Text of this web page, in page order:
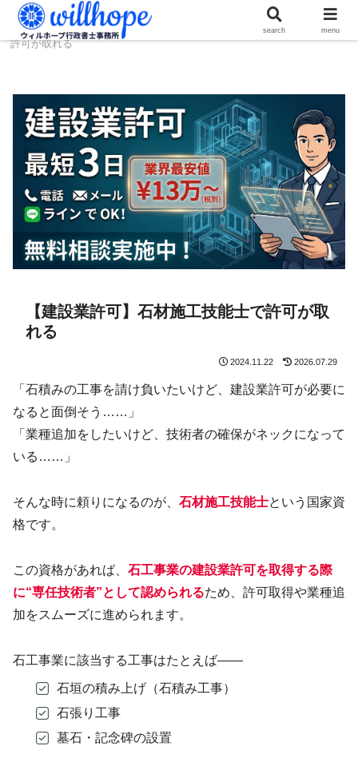
ホーム 建設コラム
【建設業許可】石材施工技能士で
許可が取れる
【建設業許可】石材施工技能士で許可が取
れる
2024.11.22 2026.07.29
「石積みの工事を請け負いたいけど、建設業許可が必要に
なると面倒そう……」
「業種追加をしたいけど、技術者の確保がネックになって
いる……」
そんな時に頼りになるのが、 石材施工技能士という国家資
格です。
この資格があれば、 石工事業の建設業許可を取得する際
に“専任技術者”として認められるため、許可取得や業種追
加をスムーズに進められます。
石工事業に該当する工事はたとえば——
石垣の積み上げ（石積み工事）
石張り工事
墓石・記念碑の設置
search menu